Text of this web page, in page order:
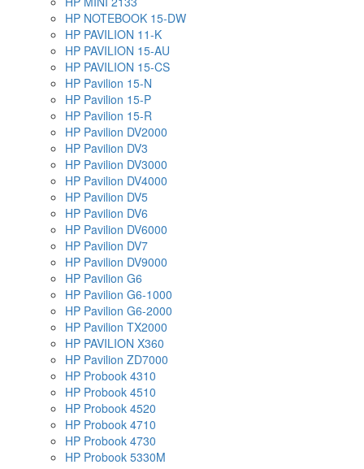
HP NOTEBOOK 15-DW
HP PAVILION 11-K
HP PAVILION 15-AU
HP PAVILION 15-CS
HP Pavilion 15-N
HP Pavilion 15-P
HP Pavilion 15-R
HP Pavilion DV2000
HP Pavilion DV3
HP Pavilion DV3000
HP Pavilion DV4000
HP Pavilion DV5
HP Pavilion DV6
HP Pavilion DV6000
HP Pavilion DV7
HP Pavilion DV9000
HP Pavilion G6
HP Pavilion G6-1000
HP Pavilion G6-2000
HP Pavilion TX2000
HP PAVILION X360
HP Pavilion ZD7000
HP Probook 4310
HP Probook 4510
HP Probook 4520
HP Probook 4710
HP Probook 4730
HP Probook 5330M